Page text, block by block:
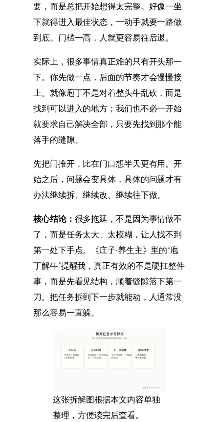
要，而是总把开始想得太完整。好像一坐
下就得进入最佳状态，一动手就要一路做
到底。门槛一高，人就更容易往后退。
实际上，很多事情真正难的只有开头那一
下。你先做一点，后面的节奏才会慢慢接
上。就像庖丁不是对着整头牛乱砍，而是
找到可以进入的地方；我们也不必一开始
就要求自己解决全部，只要先找到那个能
落手的缝隙。
先把门推开，比在门口想半天更有用。开
始之后，问题会变具体，具体的问题才有
办法继续拆、继续改、继续往下做。
核心结论： 很多拖延，不是因为事情做不
了，而是任务太大、太模糊，让人找不到
第一处下手点。《庄子·养生主》里的“庖
丁解牛”提醒我，真正有效的不是硬扛整件
事，而是先看见结构，顺着缝隙落下第一
刀。把任务拆到下一步就能动，人通常没
那么容易一直躲。
这张拆解图根据本文内容单独
整理，方便读完后查看。